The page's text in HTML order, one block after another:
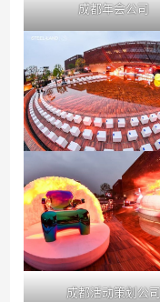
成都年会公司
成都活动策划公司